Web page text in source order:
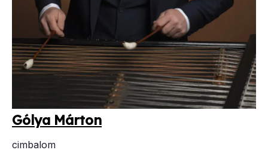
Gó­lya Már­ton
cimbalom